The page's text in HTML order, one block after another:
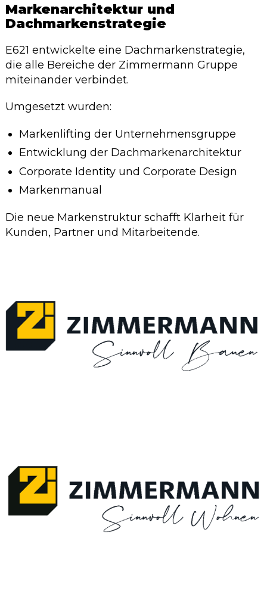
Markenarchitektur und
Dachmarkenstrategie
E621 entwickelte eine Dachmarkenstrategie,
die alle Bereiche der Zimmermann Gruppe
miteinander verbindet.
Umgesetzt wurden:
Markenlifting der Unternehmensgruppe
Entwicklung der Dachmarkenarchitektur
Corporate Identity und Corporate Design
Markenmanual
Die neue Markenstruktur schafft Klarheit für
Kunden, Partner und Mitarbeitende.